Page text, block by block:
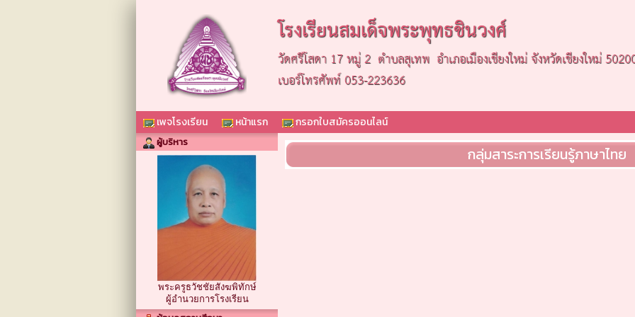
โรงเรียนสมเด็จพระพุทธชินวงศ์
วัดศรีโสดา 17 หมู่ 2 ตำบลสุเทพ อำเภอเมืองเชียงใหม่ จังหวัดเชียงใหม่
เบอร์โทรศัพท์ 053-223636
เพจโรงเรียน หน้าแรก กรอกใบสมัครออนไลน์
ผู้บริหาร
พระครูธวัชชัยสังฆพิทักษ์
ผู้อำนวยการโรงเรียน
กลุ่มสาระการเรียนรู้ภาษาไทย